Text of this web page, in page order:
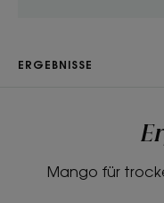
ERGEBNISSE
Mango für